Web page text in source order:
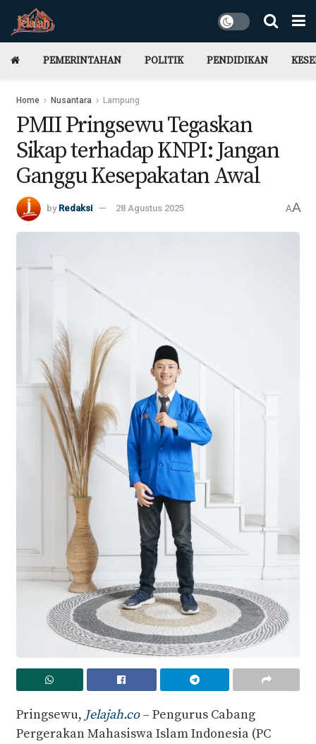
PEMERINTAHAN POLITIK PENDIDIKAN
Home Nusantara Lampung
PMII Pringsewu Tegaskan
Sikap terhadap KNPI: Jangan
Ganggu Kesepakatan Awal
by Redaksi 28 Agustus 2025 AA
Pringsewu, Jelajah.co– Pengurus Cabang
Pergerakan Mahasiswa Islam Indonesia (PC